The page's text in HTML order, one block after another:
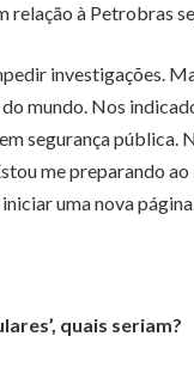
relação à Petrobras
investigações.
mundo. Nos
segurança pública.
me preparando
uma nova
quais seriam?